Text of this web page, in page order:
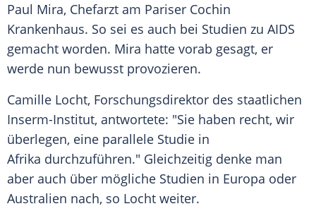
Paul Mira, Chefarzt am Pariser Cochin
Krankenhaus. So sei es auch bei Studien zu AIDS
gemacht worden. Mira hatte vorab gesagt, er
werde nun bewusst provozieren.
Camille Locht, Forschungsdirektor des staatlichen
Inserm-Institut, antwortete: "Sie haben recht, wir
überlegen, eine parallele Studie in
Afrika durchzuführen." Gleichzeitig denke man
aber auch über mögliche Studien in Europa oder
Australien nach, so Locht weiter.